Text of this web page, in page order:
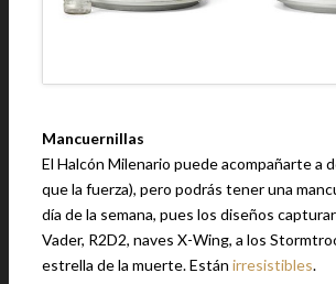
Mancuernillas
El Halcón Milenario puede acompañarte a
que la fuerza), pero podrás tener una
día de la semana, pues los diseños
Vader, R2D2, naves X-Wing, a los
estrella de la muerte. Están irresistibles.